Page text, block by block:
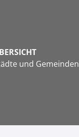
und Gemeinden